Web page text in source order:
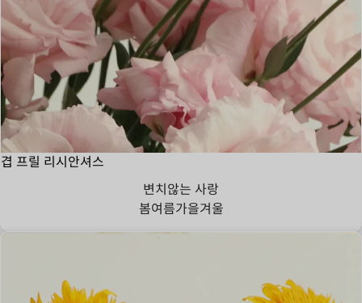
겹 프릴 리시안셔스
변치않는 사랑
봄여름가을겨울